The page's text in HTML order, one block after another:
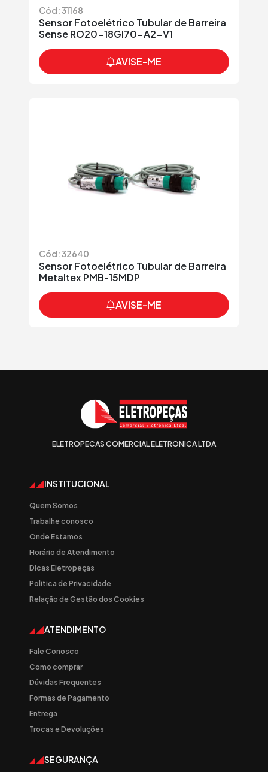
Cód: 31168
Sensor Fotoelétrico Tubular de Barreira
Sense RO20-18GI70-A2-V1
AVISE-ME
Cód: 32640
Sensor Fotoelétrico Tubular de Barreira
Metaltex PMB-15MDP
AVISE-ME
ELETROPECAS COMERCIAL ELETRONICA LTDA
INSTITUCIONAL
Quem Somos
Trabalhe conosco
Onde Estamos
Horário de Atendimento
Dicas Eletropeças
Politica de Privacidade
Relação de Gestão dos Cookies
ATENDIMENTO
Fale Conosco
Como comprar
Dúvidas Frequentes
Formas de Pagamento
Entrega
Trocas e Devoluções
SEGURANÇA